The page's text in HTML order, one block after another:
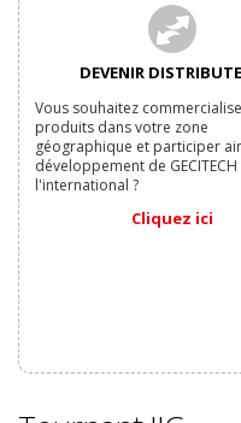
DEVENIR
Vous souhaitez
produits dans votre zone
géographique et participer
développement de GECITECH
l'international ?
Cliquez ici